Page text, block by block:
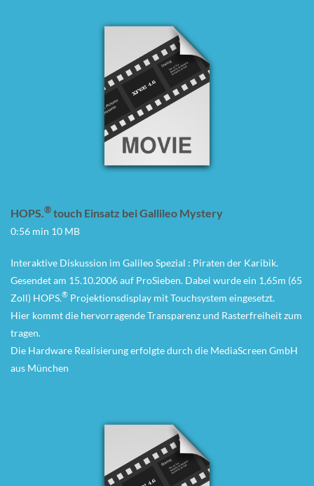
HOPS. ®touch Einsatz bei Gallileo Mystery
0:56 min 10 MB
Interaktive Diskussion im Galileo Spezial : Piraten der Karibik.
Gesendet am 15.10.2006 auf ProSieben. Dabei wurde ein 1,65m (65
Zoll) HOPS.® Projektionsdisplay mit Touchsystem eingesetzt.
Hier kommt die hervorragende Transparenz und Rasterfreiheit zum
tragen.
Die Hardware Realisierung erfolgte durch die MediaScreen GmbH
aus München